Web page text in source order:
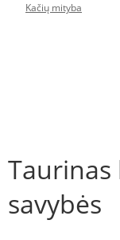
Kačių mityba
Taurinas
savybės